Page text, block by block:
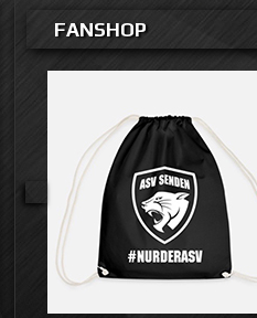
FANSHOP